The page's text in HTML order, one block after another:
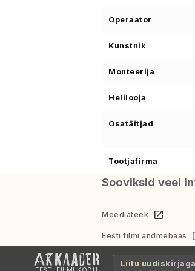
Operaator
Kunstnik
Monteerija
Helilooja
Osatäitjad
Tootjafirma
Sooviksid veel
Meediateek
Eesti filmi andmebaas
Liitu uudiskirjaga